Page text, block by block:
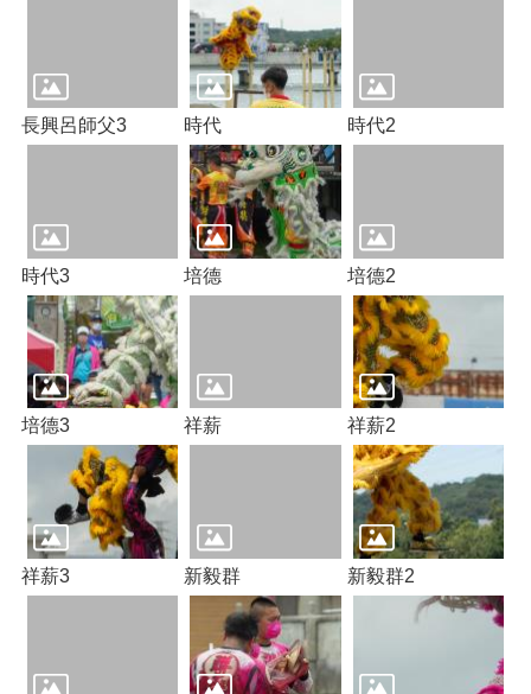
資
料
網
站
導
覽
市
政
信
箱
見
問
答
長興呂師父3 時代 時代2
時代3 培德 培德2
培德3 祥薪 祥薪2
祥薪3 新毅群 新毅群2